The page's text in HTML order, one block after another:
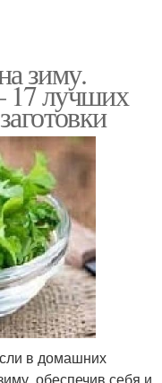
зиму.
лучших
в домашних